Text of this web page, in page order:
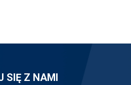
SIĘ Z NAMI